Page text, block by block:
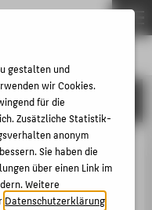
Design for
gestalten und
wir Cookies.
für die
Zusätzliche Statistik-
anonym
Sie haben die
über einen Link im
Weitere
Datenschutzerklärung